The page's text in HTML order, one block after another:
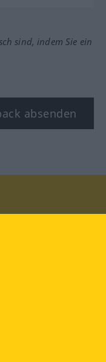
sind, indem Sie ein
absenden